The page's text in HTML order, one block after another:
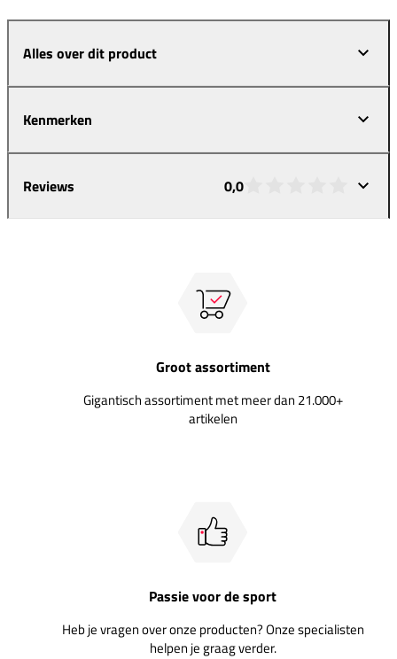
Alles over dit product
Kenmerken
Reviews 0,0
Groot assortiment
Gigantisch assortiment met meer dan 21.000+
artikelen
Passie voor de sport
Heb je vragen over onze producten? Onze specialisten
helpen je graag verder.